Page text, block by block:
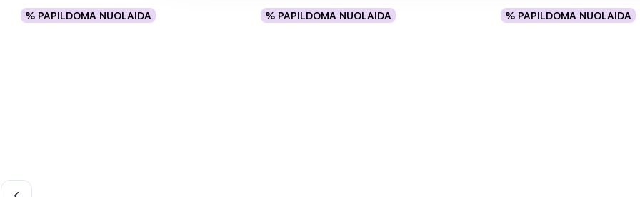
% PAPILDOMA NUOLAIDA
Į krepšelį
% PAPILDOMA NUOLAIDA
Į krepšelį
% PAPILDOMA NUOLAIDA
Į krepšelį